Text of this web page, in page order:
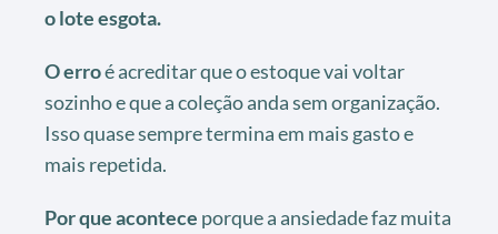
o lote esgota.
O erroé acreditar que o estoque vai voltar
sozinho e que a coleção anda sem organização.
Isso quase sempre termina em mais gasto e
mais repetida.
Por que acontece porque a ansiedade faz muita